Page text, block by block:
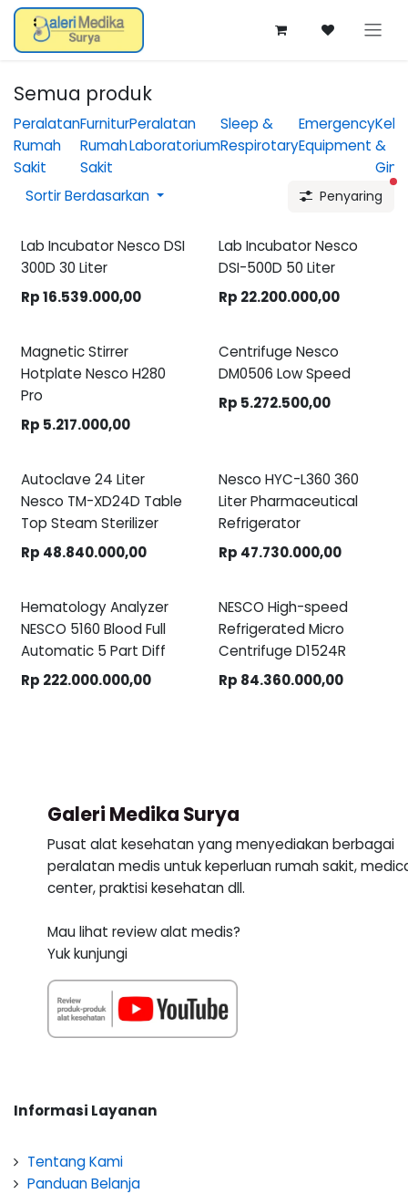
Skip ke Konten
Semua produk
Peralatan
Rumah
Sakit
Furnitur
Rumah
Sakit
Peralatan
Laboratorium
Sleep &
Respirotary
Emergency
Equipment &
Sortir Berdasarkan
Penyaring
Lab Incubator Nesco DSI
300D 30 Liter
Rp16.539.000,00
Lab Incubator Nesco
DSI-500D 50 Liter
Rp 22.200.000,00
Magnetic Stirrer
Hotplate Nesco H280
Pro
Rp 5.217.000,00
Centrifuge Nesco
DM0506 Low Speed
Rp 5.272.500,00
Autoclave 24 Liter
Nesco TM-XD24D Table
Top Steam Sterilizer
Rp 48.840.000,00
Nesco HYC-L360 360
Liter Pharmaceutical
Refrigerator
Rp 47.730.000,00
Hematology Analyzer
NESCO 5160 Blood Full
Automatic 5 Part Diff
Rp 222.000.000,00
NESCO High-speed
Refrigerated Micro
Centrifuge D1524R
Rp 84.360.000,00
Galeri Medika Surya
Pusat alat kesehatan yang menyediakan berbagai
peralatan medis untuk keperluan rumah sakit,
center, praktisi kesehatan dll.
Mau lihat review alat medis?
Yuk kunjungi
Informasi Layanan
Tentang Kami
Panduan Belanja